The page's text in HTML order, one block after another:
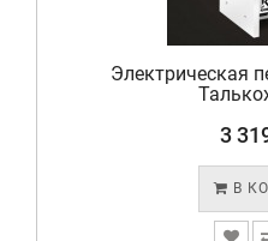
Электрическая
3
В